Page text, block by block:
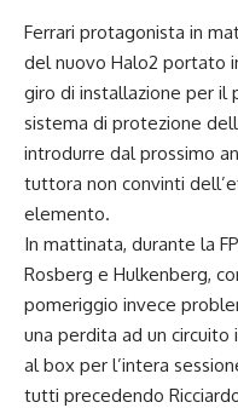
Ferrari protagonista in
del nuovo Halo2 portato
giro di installazione per il
sistema di protezione
introdurre dal prossimo
tuttora non convinti
elemento.
In mattinata, durante la
Rosberg e Hulkenberg,
pomeriggio invece
una perdita ad un circuito
al box per l’intera
tutti precedendo